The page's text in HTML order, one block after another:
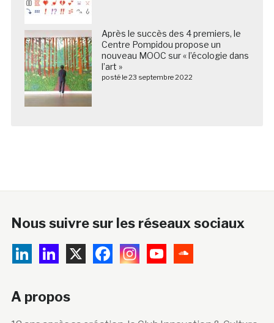
Après le succès des 4 premiers, le
Centre Pompidou propose un
nouveau MOOC sur « l’écologie dans
l’art »
posté le 23 septembre 2022
Nous suivre sur les réseaux sociaux
A propos